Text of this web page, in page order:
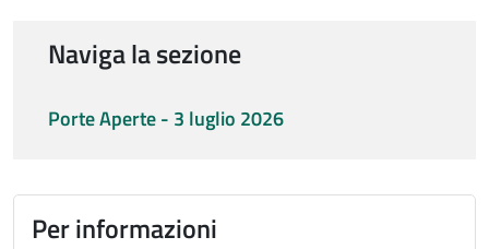
Naviga la sezione
Porte Aperte - 3 luglio 2026
Per informazioni